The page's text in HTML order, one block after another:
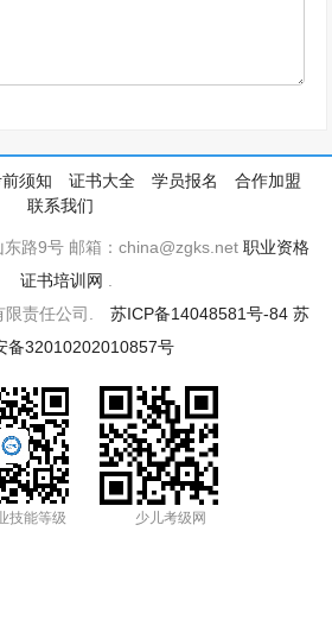
须知 证书大全 学员报名
合作加盟
联系我们
东路9号 邮箱：china@zgks.net职业资格
证书培训网
限责任公司. 苏ICP备14048581号-84 苏
备32010202010857号
技能等级 少儿考级网